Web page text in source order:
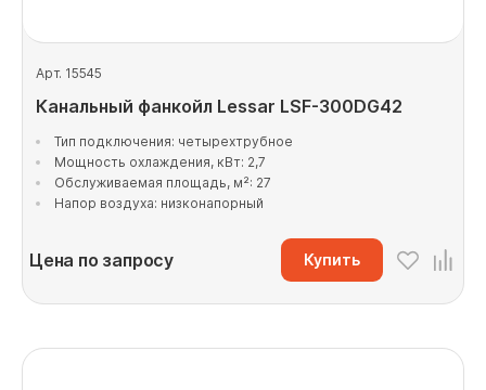
Арт. 15545
Канальный фанкойл Lessar LSF-300DG42
Тип подключения: четырехтрубное
Мощность охлаждения, кВт: 2,7
Обслуживаемая площадь, м²: 27
Напор воздуха: низконапорный
Цена по запросу Купить